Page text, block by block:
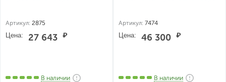
Артикул: 2875
Цена: 27 643 ₽
В наличии
Артикул: 7474
Цена: 46 300 ₽
В наличии